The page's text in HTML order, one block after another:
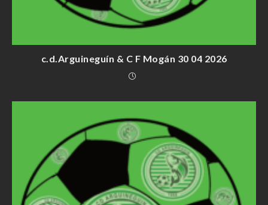
c.d.Arguineguín & C F Mogán 30 04 2026